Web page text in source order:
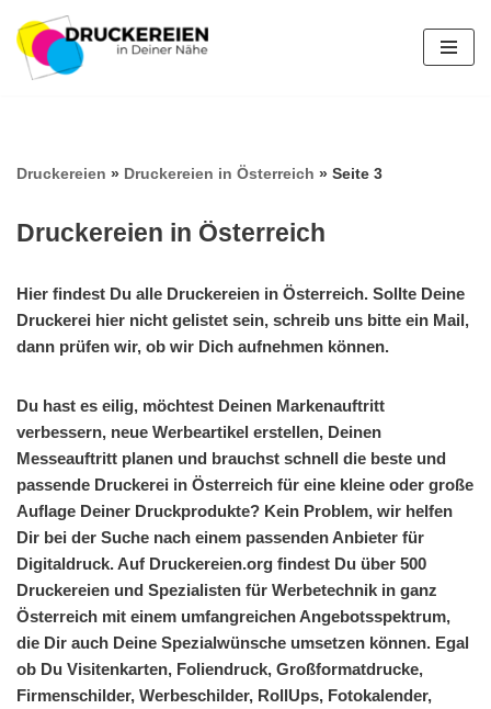
Zum
Inhalt
Druckereien » Druckereien in Österreich » Seite 3
Druckereien in Österreich
Hier findest Du alle Druckereien in Österreich. Sollte Deine
Druckerei hier nicht gelistet sein, schreib uns bitte ein Mail,
dann prüfen wir, ob wir Dich aufnehmen können.
Du hast es eilig, möchtest Deinen Markenauftritt
verbessern, neue Werbeartikel erstellen, Deinen
Messeauftritt planen und brauchst schnell die beste und
passende Druckerei in Österreich für eine kleine oder große
Auflage Deiner Druckprodukte? Kein Problem, wir helfen
Dir bei der Suche nach einem passenden Anbieter für
Digitaldruck. Auf Druckereien.org findest Du über 500
Druckereien und Spezialisten für Werbetechnik in ganz
Österreich mit einem umfangreichen Angebotsspektrum,
die Dir auch Deine Spezialwünsche umsetzen können. Egal
ob Du Visitenkarten, Foliendruck, Großformatdrucke,
Firmenschilder, Werbeschilder, RollUps, Fotokalender,